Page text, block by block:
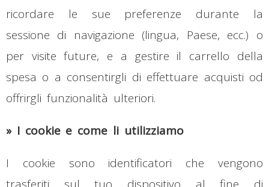
ricordare le sue preferenze durante la
sessione di navigazione (lingua, Paese, ecc.) o
per visite future, e a gestire il carrello della
spesa o a consentirgli di effettuare acquisti od
offrirgli funzionalità ulteriori.
» I cookie e come li utilizziamo
I cookie sono identificatori che vengono